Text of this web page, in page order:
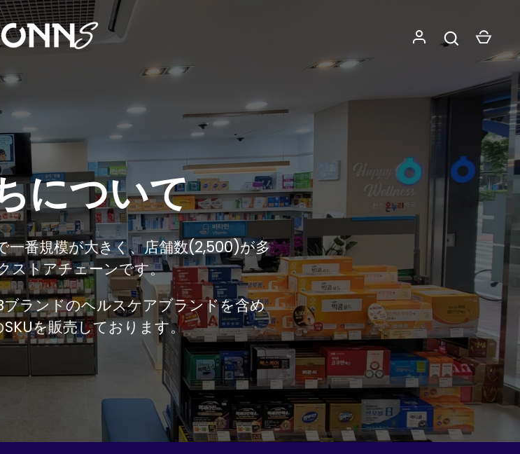
ブランドディ
ューター
ル ブランド ディストリビューターで
、Jarrow などのプレミア ブ
からお届けしています。